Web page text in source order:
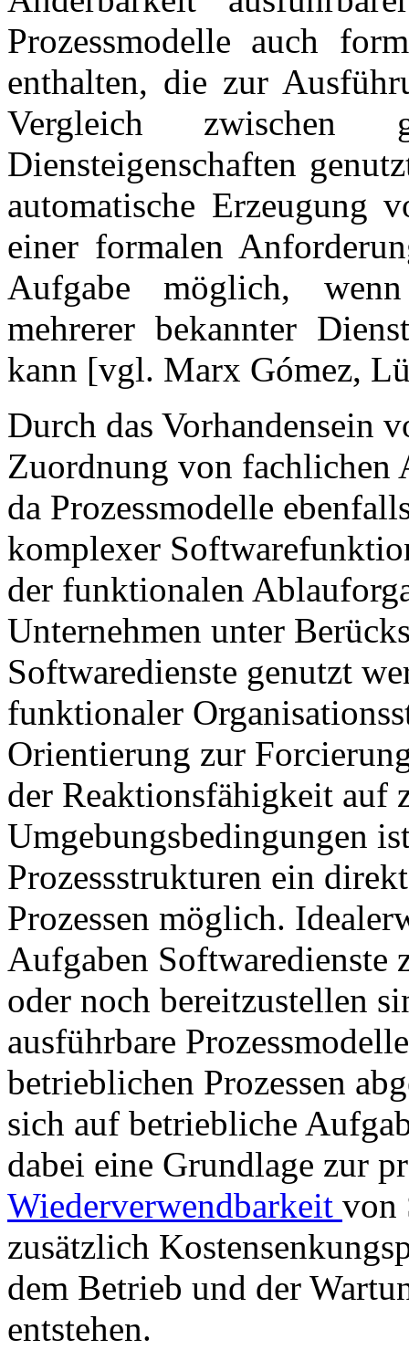
Prozessmodelle auch
enthalten, die zur
Vergleich zwischen
Diensteigenschaften
automatische Erzeugung
einer formalen
Aufgabe möglich, wenn
mehrerer bekannter
kann [vgl. Marx Gómez,
Durch das Vorhandensein
Zuordnung von fachlichen
da Prozessmodelle
komplexer
der funktionalen
Unternehmen unter
Softwaredienste genutzt
funktionaler
Orientierung zur
der Reaktionsfähigkeit auf
Umgebungsbedingungen
Prozessstrukturen ein
Prozessen möglich.
Aufgaben Softwaredienste
oder noch bereitzustellen
ausführbare
betrieblichen Prozessen
sich auf betriebliche
dabei eine Grundlage zur
Wiederverwendbarkeit von
zusätzlich
dem Betrieb und der
entstehen.